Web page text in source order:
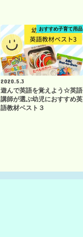
おすすめ子育て用品
2020.5.3
遊んで英語を覚えよう☆英語
講師が選ぶ幼児におすすめ英
語教材ベスト３